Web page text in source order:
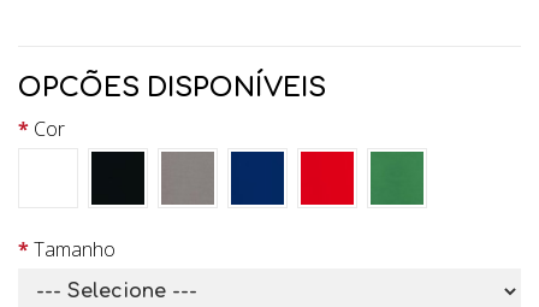
OPCÕES DISPONÍVEIS
Cor
Tamanho